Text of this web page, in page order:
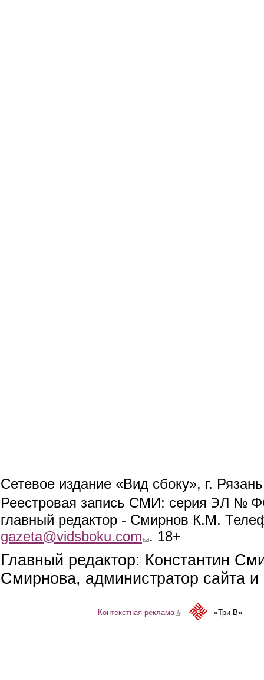
Сетевое издание «Вид сбоку», г.
Реестровая запись СМИ: серия ЭЛ №
главный редактор - Смирнов К.М.
gazeta@vidsboku.com (link sends e-mail)
. 18+
Главный редактор: Константин
Смирнова, администратор сайта
Контекстная реклама(link is external)«Три-В»